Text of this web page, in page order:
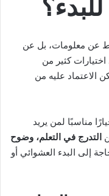
عن معلومات، بل عن
اختيارات كثير من
الاعتماد عليه من
مناسبًا لمن يريد
التدرج في التعلم، وضوح
إلى البدء العشوائي أو